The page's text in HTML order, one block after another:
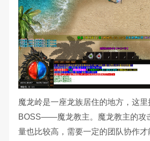
魔龙岭是一座龙族居住的地方，这
BOSS——魔龙教主。魔龙教主的攻
量也比较高，需要一定的团队协作才